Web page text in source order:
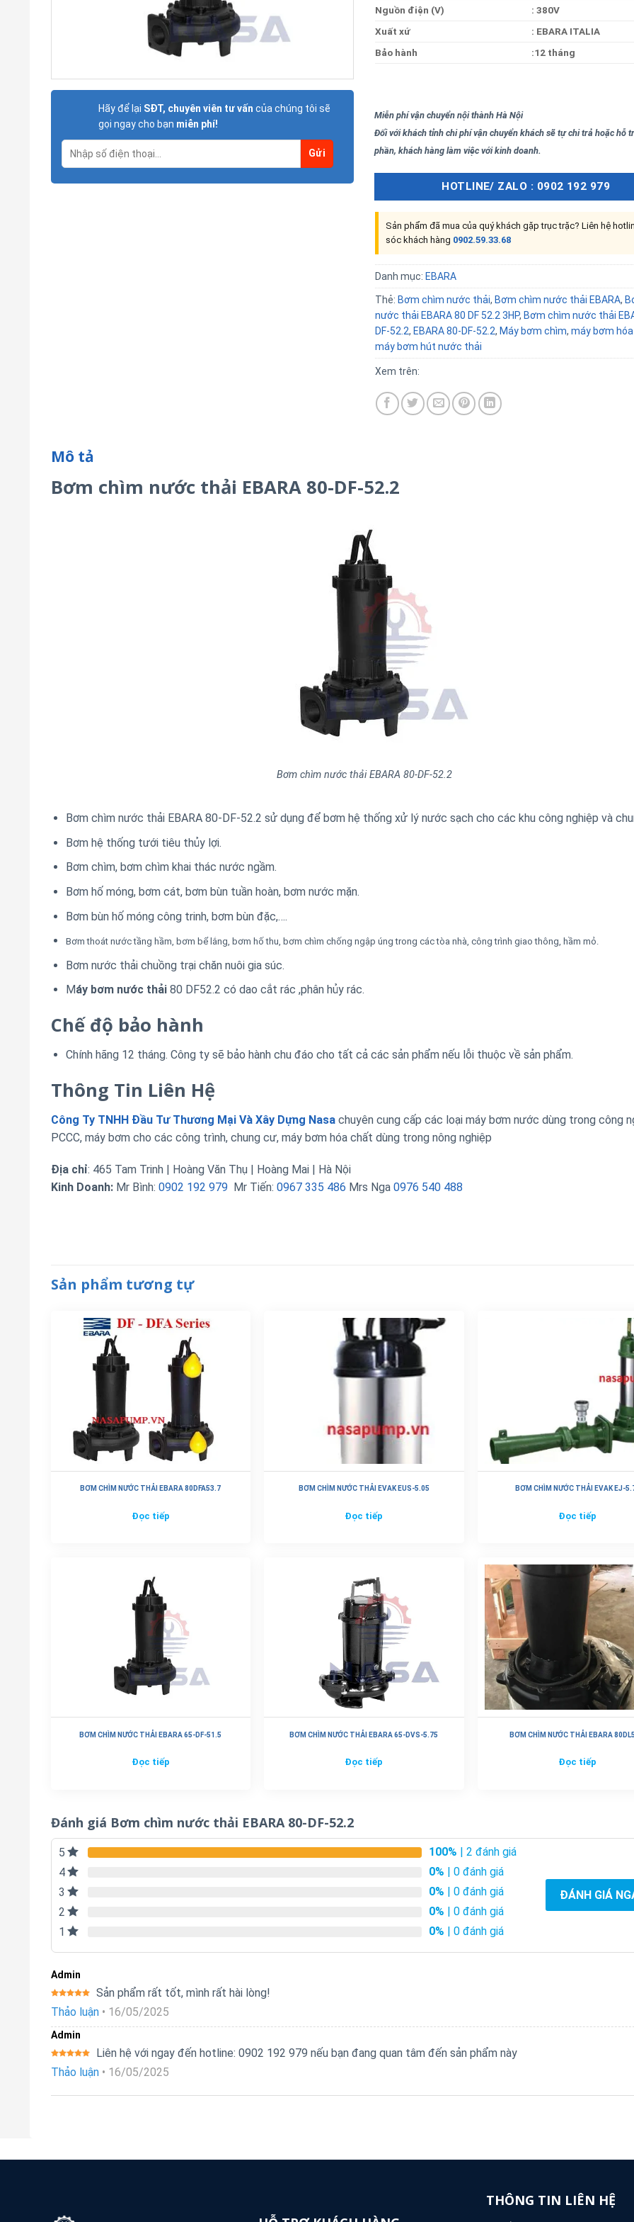
Hãy để lại SĐT, chuyên viên tư vấn của chúng tôi sẽ
gọi ngay cho bạn miễn phí!
Nguồn điện (V)
:380V
Xuất xứ
: EBARA ITALIA
Bảo hành
:12 tháng
Miễn phí vận chuyển nội thành Hà Nội
Đối với khách tỉnh chi phí vận chuyển khách sẽ tự chi trả hoặc hỗ
phần, khách hàng làm việc với kinh doanh.
HOTLINE/ ZALO : 0902 192 979
Sản phẩm đã mua của quý khách gặp trục trặc? Liên hệ
sóc khách hàng 0902.59.33.68
Danh mục: EBARA
Thẻ: Bơm chìm nước thải, Bơm chìm nước thải EBARA,
nước thải EBARA 80 DF 52.2 3HP, Bơm chìm nước thải
DF-52.2, EBARA 80-DF-52.2, Máy bơm chìm, máy bơm
máy bơm hút nước thải
Xem trên:
Mô tả
Bơm chìm nước thải EBARA 80-DF-52.2
Bơm chìm nước thải EBARA 80-DF-52.2
Bơm chìm nước thải EBARA 80-DF-52.2 sử dụng để bơm hệ thống xử lý nước sạch cho các khu công nghiệp và
Bơm hệ thống tưới tiêu thủy lợi.
Bơm chìm, bơm chìm khai thác nước ngầm.
Bơm hố móng, bơm cát, bơm bùn tuần hoàn, bơm nước mặn.
Bơm bùn hố móng công trinh, bơm bùn đặc,….
Bơm thoát nước tầng hầm, bơm bể lắng, bơm hố thu, bơm chìm chống ngập úng trong các tòa nhà, công trình giao thông, hầm mỏ.
Bơm nước thải chuồng trại chăn nuôi gia súc.
Máy bơm nước thải80 DF52.2 có dao cắt rác ,phân hủy rác.
Chế độ bảo hành
Chính hãng 12 tháng. Công ty sẽ bảo hành chu đáo cho tất cả các sản phẩm nếu lỗi thuộc về sản phẩm.
Thông Tin Liên Hệ
Công Ty TNHH Đầu Tư Thương Mại Và Xây Dựng Nasa chuyên cung cấp các loại máy bơm nước dùng trong công
PCCC, máy bơm cho các công trình, chung cư, máy bơm hóa chất dùng trong nông nghiệp
Địa chỉ: 465 Tam Trinh | Hoàng Văn Thụ | Hoàng Mai | Hà Nội
Kinh Doanh: Mr Bình: 0902 192 979 Mr Tiến: 0967 335 486 Mrs Nga 0976 540 488
Sản phẩm tương tự
BƠM CHÌM NƯỚC THẢI EBARA 80DFA53.7
Đọc tiếp
BƠM CHÌM NƯỚC THẢI EVAK EUS-5.05
Đọc tiếp
BƠM CHÌM NƯỚC THẢI EVAK EJ-
Đọc tiếp
BƠM CHÌM NƯỚC THẢI EBARA 65-DF-51.5
Đọc tiếp
BƠM CHÌM NƯỚC THẢI EBARA 65-DVS-5.75
Đọc tiếp
BƠM CHÌM NƯỚC THẢI EBARA
Đọc tiếp
Đánh giá Bơm chìm nước thải EBARA 80-DF-52.2
5 100% | 2 đánh giá
4
0% | 0 đánh giá
3
0% | 0 đánh giá
2
0% | 0 đánh giá
1
0% | 0 đánh giá
ĐÁNH GIÁ
Admin
hạng5 5
Sản phẩm rất tốt, mình rất hài lòng!
Thảo luận • 16/05/2025
Admin
hạng5 5
Liên hệ với ngay đến hotline: 0902 192 979 nếu bạn đang quan tâm đến sản phẩm này
Thảo luận • 16/05/2025
THÔNG TIN LIÊN HỆ